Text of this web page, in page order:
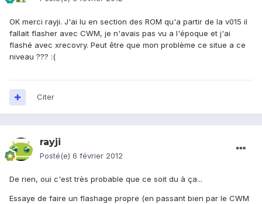
OK merci rayji. J'ai lu en section des ROM qu'a partir de la v015 il
fallait flasher avec CWM, je n'avais pas vu a l'époque et j'ai
flashé avec xrecovry. Peut être que mon problème ce situe a ce
niveau ??? :(
Citer
rayji
Posté(e) 6 février 2012
De rien, oui c'est très probable que ce soit du à ça...
Essaye de faire un flashage propre (en passant bien par le CWM